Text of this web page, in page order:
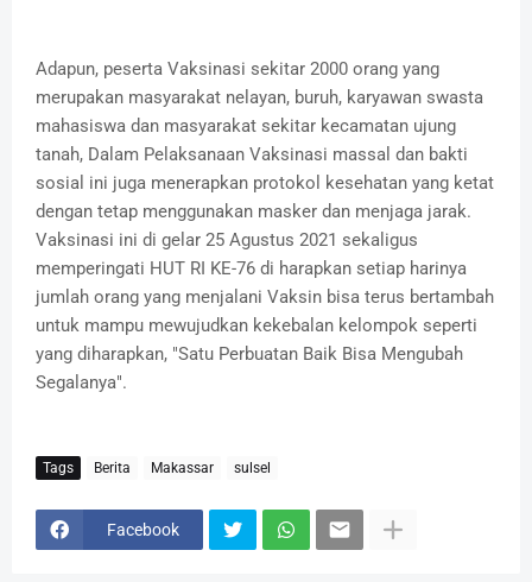
Adapun, peserta Vaksinasi sekitar 2000 orang yang
merupakan masyarakat nelayan, buruh, karyawan swasta
mahasiswa dan masyarakat sekitar kecamatan ujung
tanah, Dalam Pelaksanaan Vaksinasi massal dan bakti
sosial ini juga menerapkan protokol kesehatan yang ketat
dengan tetap menggunakan masker dan menjaga jarak.
Vaksinasi ini di gelar 25 Agustus 2021 sekaligus
memperingati HUT RI KE-76 di harapkan setiap harinya
jumlah orang yang menjalani Vaksin bisa terus bertambah
untuk mampu mewujudkan kekebalan kelompok seperti
yang diharapkan, "Satu Perbuatan Baik Bisa Mengubah
Segalanya".
Tags Berita Makassar sulsel
Facebook